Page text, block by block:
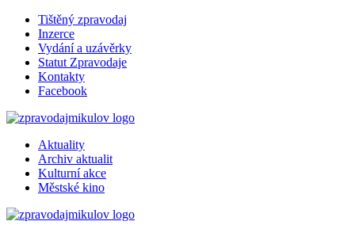
Tištěný zpravodaj
Inzerce
Vydání a uzávěrky
Statut Zpravodaje
Kontakty
Facebook
Aktuality
Archiv aktualit
Kulturní akce
Městské kino